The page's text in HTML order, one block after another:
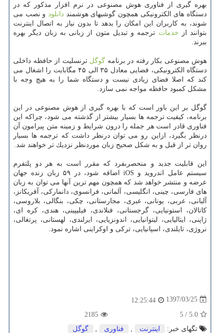
بهره گیری از فناوری هوش مصنوعی در نرم افزار مذكور كه در
دستگاه های الكترونیكی همچون گوشیهای هوشمند دانلود و نصب می
شوند، به كاربران این امكان را بدهد تا بدون نیاز به اتصال اینترنت
بتوانند از خدمات ترجمه و تبدیل متون از زبانی به زبان دیگر بهره
ببرند.
هوش مصنوعی بكار رفته در برنامه گوگل ترنسلیت از حافظه داخلی
دستگاه الكترونیكی، فضایی معادل ۳۵ الی ۴۵ مگابایت را اشغال می
كند كه اصلا فضای زیادی نیست و دستگاه شما را به هیچ وجه با
مشكل كمبود حافظه مواجه نمی سازد.
گوگل بر این باور است كه با بهره گیری از هوش مصنوعی در این
برنامه، كیفیت ترجمه ها بسیار بیشتر از گذشته می شود، چراكه این
فناوری قادر است هر جمله را درون شرایط و زمینه متن پیرامون آن
درنظر بگیرد، ازاین رو می توان درنظر داشت كه ترجمه ها بسیار
روان تر از قبل و به شكل صحیح زبان موردنظر نزدیك تر خواهند شد.
این قابلیت جدید و منحصربفرد كه مقرر است به هر دو پلتفرم
سیستم عامل اندروید و iOS اضافه شود، در ۵۹ زبان زنده جهان
عرضه و منتشر خواهد شد كه همچون مهم ترین آنها می توان به زبان
های فارسی، چینی، انگلیسی، آلمانی، فرانسوی، دانماركی، آفریكانز،
آلبانی، عربی، یونانی، عبری، مجارستانی، چكی، بنگالی، بلاروسی،
كاتالان، استونیایی، گرجستانی، فنلاندی، فیلیپینی، هندی، كره ای،
ژاپنی، ایتالیایی، لیتوانیایی، اندونزیایی، ایرلندی، لهستانی، پرتغالی،
نروژی، تایلندی، اسپانیایی، تركی و اوكراینی اشاره نمود.
1397/03/25
12:25:44
5.0
/
5
2185
تگهای خبر:
اینترنت فناوری گوگل